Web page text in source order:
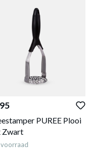
PUREE Plooi
Zwart